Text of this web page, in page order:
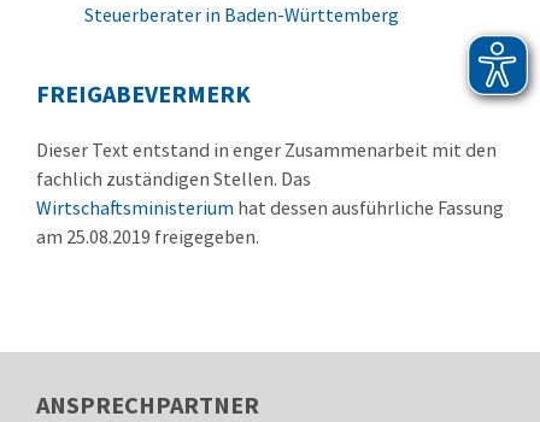
Steuerberater in Baden-Württemberg
FREIGABEVERMERK
Dieser Text entstand in enger Zusammenarbeit mit den
fachlich zuständigen Stellen. Das
Wirtschaftsministerium hat dessen ausführliche Fassung
am 25.08.2019 freigegeben.
ANSPRECHPARTNER